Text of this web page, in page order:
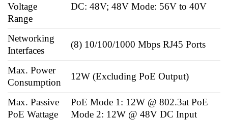
Voltage
Range
DC: 48V; 48V Mode: 56V to 40V
Networking
Interfaces
(8) 10/100/1000 Mbps RJ45 Ports
Max. Power
Consumption
12W (Excluding PoE Output)
Max. Passive
PoE Wattage
PoE Mode 1: 12W @ 802.3at PoE
Mode 2: 12W @ 48V DC Input